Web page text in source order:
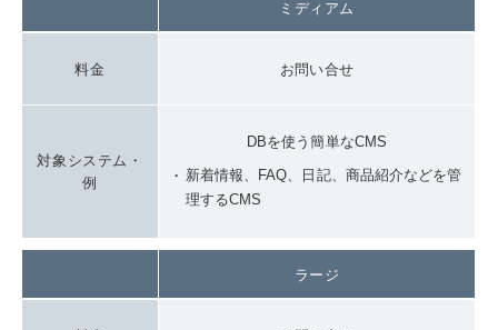
ミディアム
料金 お問い合せ
対象システム・
例
DBを使う簡単なCMS
新着情報、FAQ、日記、商品紹介などを管
理するCMS
ラージ